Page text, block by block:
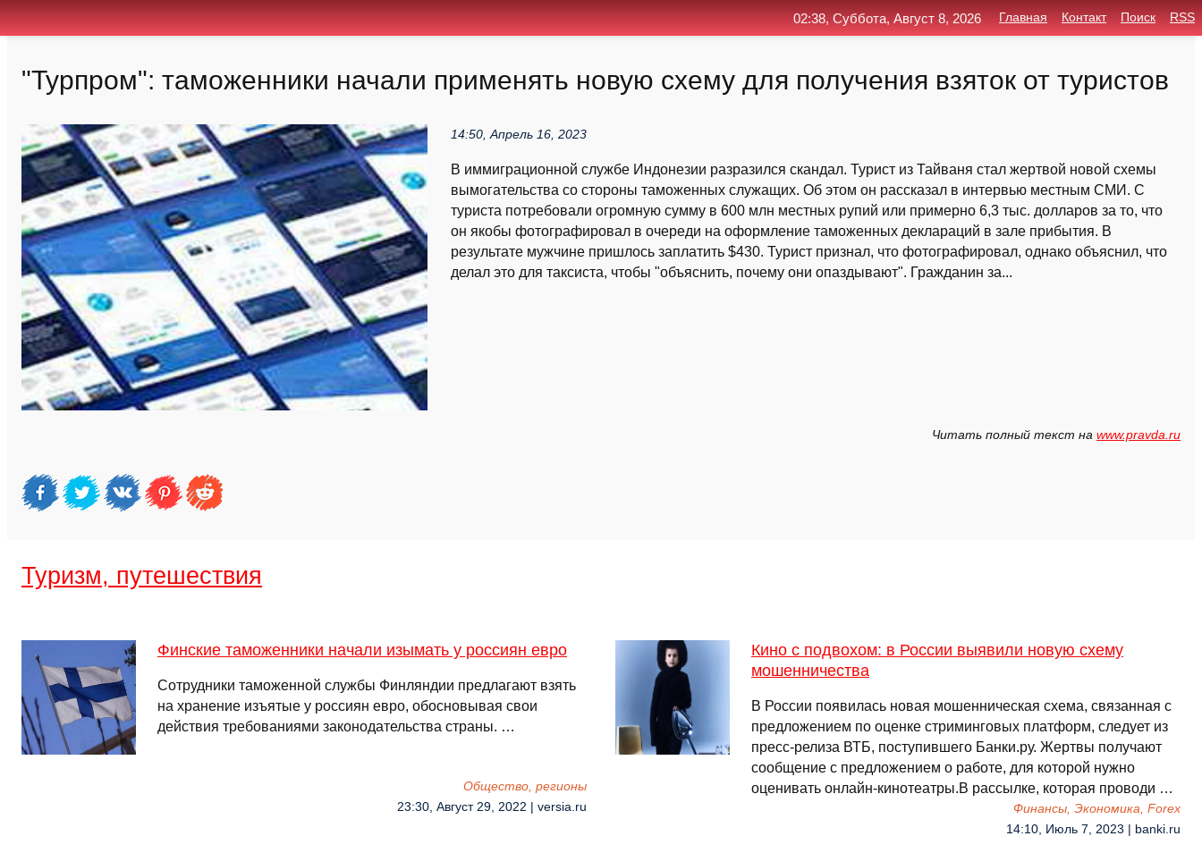
"Турпром": таможенники начали применять новую схему для получения взяток от туристов
14:50, Апрель 16, 2023
В иммиграционной службе Индонезии разразился скандал. Турист из Тайваня стал жертвой новой схемы
вымогательства со стороны таможенных служащих. Об этом он рассказал в интервью местным СМИ. С
туриста потребовали огромную сумму в 600 млн местных рупий или примерно 6,3 тыс. долларов за то, что
он якобы фотографировал в очереди на оформление таможенных деклараций в зале прибытия. В
результате мужчине пришлось заплатить $430. Турист признал, что фотографировал, однако объяснил, что
делал это для таксиста, чтобы "объяснить, почему они опаздывают". Гражданин за...
Читать полный текст на www.pravda.ru
Туризм, путешествия
Финские таможенники начали изымать у россиян евро
Сотрудники таможенной службы Финляндии предлагают взять
на хранение изъятые у россиян евро, обосновывая свои
действия требованиями законодательства страны. …
Общество, регионы
23:30, Август 29, 2022 | versia.ru
Кино с подвохом: в России выявили новую схему
мошенничества
В России появилась новая мошенническая схема, связанная с
предложением по оценке стриминговых платформ, следует из
пресс-релиза ВТБ, поступившего Банки.ру. Жертвы получают
сообщение с предложением о работе, для которой нужно
оценивать онлайн-кинотеатры.В рассылке, которая проводи …
Финансы, Экономика, Forex
14:10, Июль 7, 2023 | banki.ru
02:38, Суббота, Август 8, 2026 Главная Контакт Поиск RSS